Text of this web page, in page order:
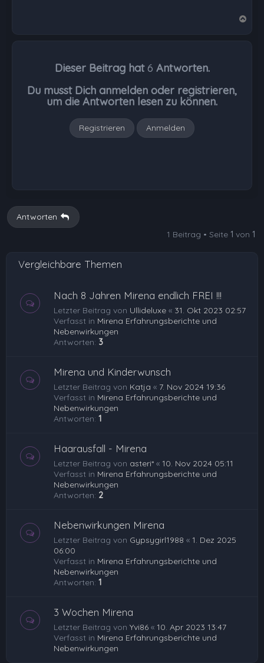
Dieser Beitrag hat6 Antworten.
Du musst Dich anmelden oder registrieren,
um die Antworten lesen zu können.
Registrieren Anmelden
Antworten
1 Beitrag • Seite 1 von 1
Vergleichbare Themen
Nach 8 Jahren Mirena endlich FREI !!!
Letzter Beitrag von Ullideluxe « 31. Okt 2023 02:57
Verfasst in Mirena Erfahrungsberichte und
Nebenwirkungen
Antworten: 3
Mirena und Kinderwunsch
Letzter Beitrag von Katja « 7. Nov 2024 19:36
Verfasst in Mirena Erfahrungsberichte und
Nebenwirkungen
Antworten: 1
Haarausfall - Mirena
Letzter Beitrag von asteri* « 10. Nov 2024 05:11
Verfasst in Mirena Erfahrungsberichte und
Nebenwirkungen
Antworten: 2
Nebenwirkungen Mirena
Letzter Beitrag von Gypsygirl1988 « 1. Dez 2025
06:00
Verfasst in Mirena Erfahrungsberichte und
Nebenwirkungen
Antworten: 1
3 Wochen Mirena
Letzter Beitrag von Yvi86 « 10. Apr 2023 13:47
Verfasst in Mirena Erfahrungsberichte und
Nebenwirkungen